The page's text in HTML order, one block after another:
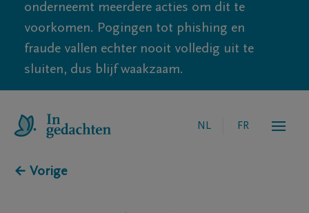
onderneemt meerdere acties om dit te
voorkomen. Pogingen tot phishing en
fraude vallen echter nooit volledig uit te
sluiten, dus blijf waakzaam.
NL FR
← Vorige